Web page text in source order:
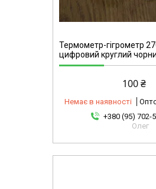
Термометр-гігрометр
цифровий круглий
100 ₴
Немає в наявності
+380 (95) 702-
Олег